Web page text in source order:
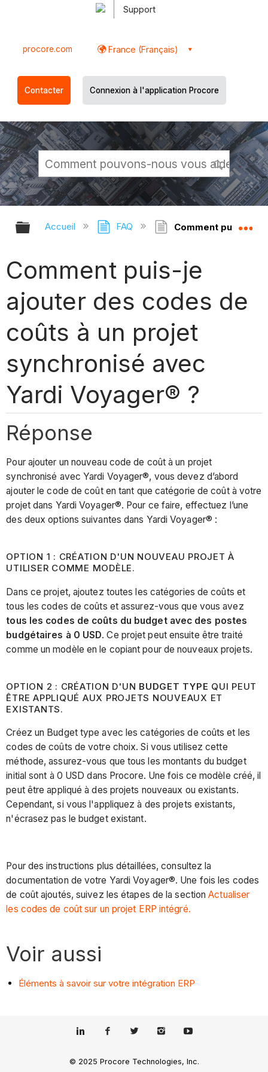
Support
procore.com France (Français)
Contacter Connexion à l'application Procore
Développer/réduire la hiérarchie
Accueil FAQ Comment puis-je
Comment puis-je
ajouter des codes de
coûts à un projet
synchronisé avec
Yardi Voyager® ?
Réponse
Pour ajouter un nouveau code de coût à un projet
synchronisé avec Yardi Voyager®, vous devez d’abord
ajouter le code de coût en tant que catégorie de coût à votre
projet dans Yardi Voyager®. Pour ce faire, effectuez l’une
des deux options suivantes dans Yardi Voyager® :
OPTION 1 : CRÉATION D'UN NOUVEAU PROJET À
UTILISER COMME MODÈLE.
Dans ce projet, ajoutez toutes les catégories de coûts et
tous les codes de coûts et assurez-vous que vous avez
tous les codes de coûts du budget avec des postes
budgétaires à 0 USD. Ce projet peut ensuite être traité
comme un modèle en le copiant pour de nouveaux projets.
OPTION 2 : CRÉATION D'UN BUDGET TYPE QUI PEUT
ÊTRE APPLIQUÉ AUX PROJETS NOUVEAUX ET
EXISTANTS.
Créez un Budget type avec les catégories de coûts et les
codes de coûts de votre choix. Si vous utilisez cette
méthode, assurez-vous que tous les montants du budget
initial sont à 0 USD dans Procore. Une fois ce modèle créé, il
peut être appliqué à des projets nouveaux ou existants.
Cependant, si vous l'appliquez à des projets existants,
n'écrasez pas le budget existant.
Pour des instructions plus détaillées, consultez la
documentation de votre Yardi Voyager®. Une fois les codes
de coût ajoutés, suivez les étapes de la sectionActualiser
les codes de coût sur un projet ERP intégré.
Voir aussi
Éléments à savoir sur votre intégration ERP
© 2025 Procore Technologies, Inc.